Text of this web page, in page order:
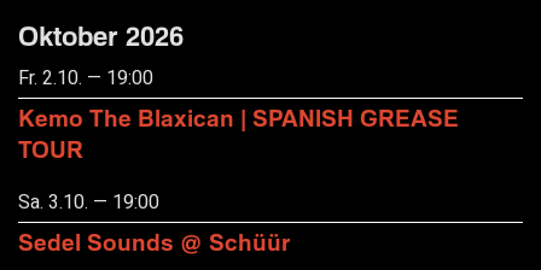
Oktober 2026
Fr. 2.10. — 19:00
Kemo The Blaxican | SPANISH GREASE
TOUR
Sa. 3.10. — 19:00
Sedel Sounds @ Schüür